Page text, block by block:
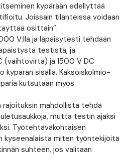
kypärään edellyttää
Joissain tilanteissa voidaan
osittain”.
V:lla ja läpäisytesti tehdään
testistä, ja
(vaihtovirta) ja 1500 V DC
kypärän sisällä. Kaksoiskolmio-
kutsutaan myös
mahdollista tehdä
mutta testin ajaksi
Työtehtäväkohtaisen
kyseenalaista miten työntekijöitä
suhteen, jos valitaan